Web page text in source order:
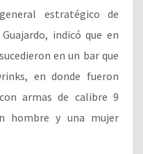
estratégico de
indicó que en
en un bar que
en donde fueron
armas de calibre 9
hombre y una mujer